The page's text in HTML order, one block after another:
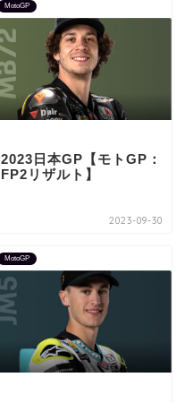
MotoGP
2023日本GP【モトGP：
FP2リザルト】
2023-09-30
MotoGP